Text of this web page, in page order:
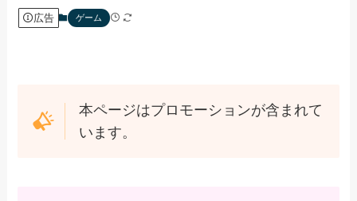
広告 ゲーム
本ページはプロモーションが含まれて
います。